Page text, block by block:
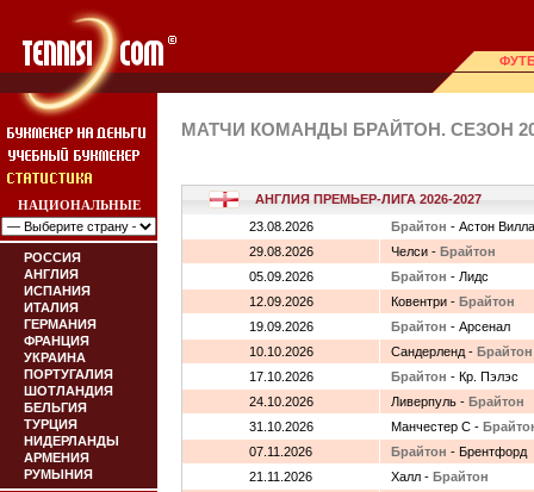
НАЦИОНАЛЬНЫЕ
РОССИЯ
АНГЛИЯ
ИСПАНИЯ
ИТАЛИЯ
ГЕРМАНИЯ
ФРАНЦИЯ
УКРАИНА
ПОРТУГАЛИЯ
ШОТЛАНДИЯ
БЕЛЬГИЯ
ТУРЦИЯ
НИДЕРЛАНДЫ
АРМЕНИЯ
РУМЫНИЯ
МАТЧИ КОМАНДЫ БРАЙТОН. СЕЗОН
АНГЛИЯ ПРЕМЬЕР-ЛИГА 2026-2027
23.08.2026
Брайтон - Астон Вилла
29.08.2026
Челси - Брайтон
05.09.2026
Брайтон - Лидс
12.09.2026
Ковентри - Брайтон
19.09.2026
Брайтон - Арсенал
10.10.2026
Сандерленд - Брайтон
17.10.2026
Брайтон - Кр. Пэлэс
24.10.2026
Ливерпуль - Брайтон
31.10.2026
Манчестер С -
07.11.2026
Брайтон - Брентфорд
21.11.2026
Халл - Брайтон